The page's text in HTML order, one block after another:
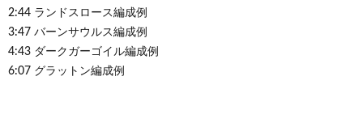
2:44 ランドスロース編成例
3:47 バーンサウルス編成例
4:43 ダークガーゴイル編成例
6:07 グラットン編成例